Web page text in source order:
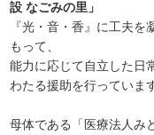
設 なごみの里」
『光・音・香』に工夫
もって、
能力に応じて自立した日
わたる援助を行っていま
母体である「医療法人み